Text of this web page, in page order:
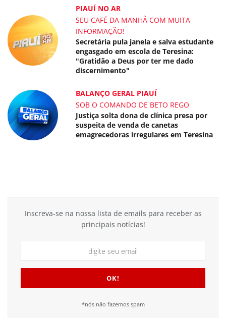
PIAUÍ NO AR
SEU CAFÉ DA MANHÃ COM MUITA
INFORMAÇÃO!
Secretária pula janela e salva estudante
engasgado em escola de Teresina:
"Gratidão a Deus por ter me dado
discernimento"
BALANÇO GERAL PIAUÍ
SOB O COMANDO DE BETO REGO
Justiça solta dona de clínica presa por
suspeita de venda de canetas
emagrecedoras irregulares em Teresina
Inscreva-se na nossa lista de emails para receber as
principais notícias!
*nós não fazemos spam